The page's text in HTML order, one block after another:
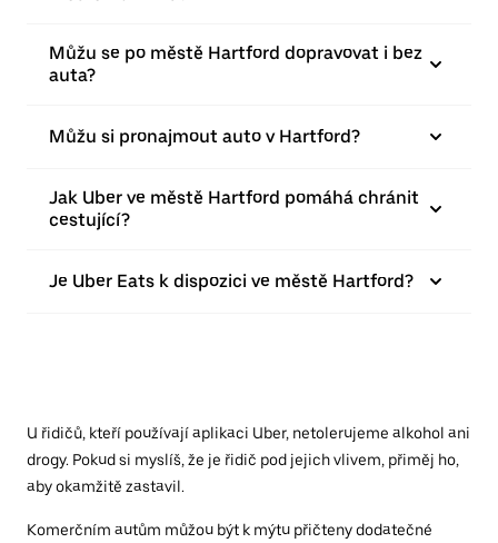
Můžu se po městě Hartford dopravovat i bez
auta?
Můžu si pronajmout auto v Hartford?
Jak Uber ve městě Hartford pomáhá chránit
cestující?
Je Uber Eats k dispozici ve městě Hartford?
U řidičů, kteří používají aplikaci Uber, netolerujeme alkohol ani
drogy. Pokud si myslíš, že je řidič pod jejich vlivem, přiměj ho,
aby okamžitě zastavil.
Komerčním autům můžou být k mýtu přičteny dodatečné